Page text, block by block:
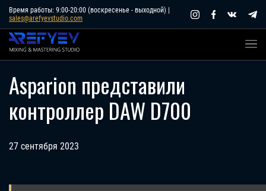
Skip
content
Время работы: 9:00-20:00 (воскресенье - выходной) |
sales@arefyevstudio.com
Asparion представили
контроллер DAW D700
27 сентября 2023